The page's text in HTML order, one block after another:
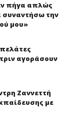
πήγα απλώς
συναντήσω την
μου»
αγοράσουν
Ζαννεττή
με